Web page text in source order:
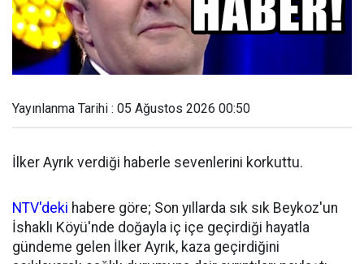
Yayınlanma Tarihi : 05 Ağustos 2026 00:50
İlker Ayrık verdiği haberle sevenlerini korkuttu.
NTV'deki habere göre; Son yıllarda sık sık Beykoz'un
İshaklı Köyü'nde doğayla iç içe geçirdiği hayatla
gündeme gelen İlker Ayrık, kaza geçirdiğini